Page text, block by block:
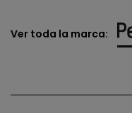
Ver toda la marca: